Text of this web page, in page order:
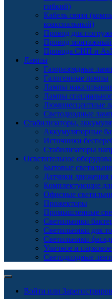
гибкий)
Кабель связи
коаксиальный)
Провод для
Провод
Провода СИП и
Лампы
Газоразрядные
Галогенные лампы
Лампы
Лампы
Люминесцентные
Светодиодные
Стабилизаторы,
Аккумуляторные
Источники
Стабилизаторы
Осветительное
Бытовые
Датчики движения
Комплектующие
Офисные
Прожекторы
Промышленные
Светильники
Светильники для
Светильники
Уличное и
Светодиодные
Войти или